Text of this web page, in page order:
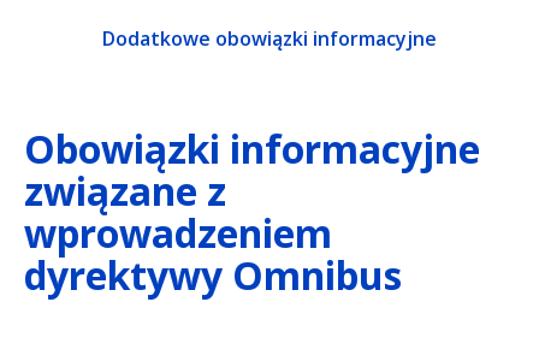
Dodatkowe obowiązki informacyjne
Obowiązki informacyjne
związane z
wprowadzeniem
dyrektywy Omnibus